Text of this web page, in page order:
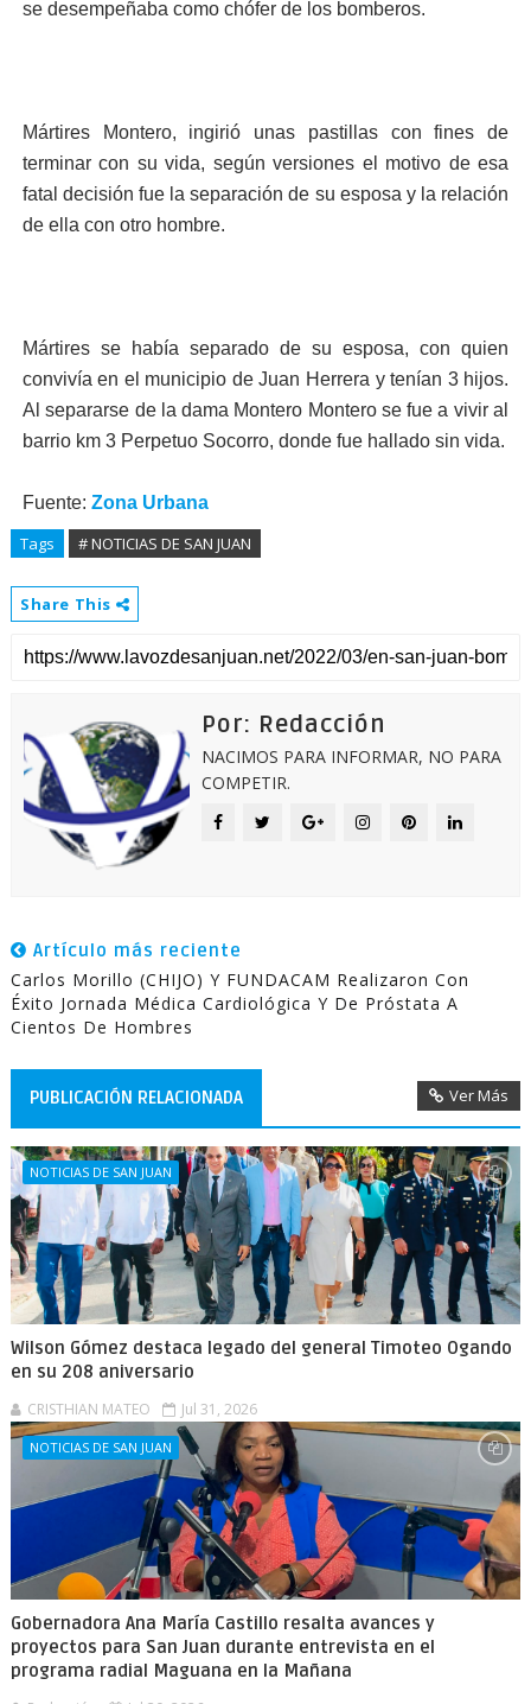
se desempeñaba como chófer de los bomberos.
Mártires Montero, ingirió unas pastillas con fines de
terminar con su vida, según versiones el motivo de esa
fatal decisión fue la separación de su esposa y la relación
de ella con otro hombre.
Mártires se había separado de su esposa, con quien
convivía en el municipio de Juan Herrera y tenían 3 hijos.
Al separarse de la dama Montero Montero se fue a vivir al
barrio km 3 Perpetuo Socorro, donde fue hallado sin vida.
Fuente: Zona Urbana
Tags # NOTICIAS DE SAN JUAN
Share This
Por: Redacción
NACIMOS PARA INFORMAR, NO PARA
COMPETIR.
Artículo más reciente
Carlos Morillo (CHIJO) Y FUNDACAM Realizaron Con
Éxito Jornada Médica Cardiológica Y De Próstata A
Cientos De Hombres
PUBLICACIÓN RELACIONADA Ver Más
NOTICIAS DE SAN JUAN
Wilson Gómez destaca legado del general Timoteo Ogando
en su 208 aniversario
CRISTHIAN MATEO Jul 31, 2026
NOTICIAS DE SAN JUAN
Gobernadora Ana María Castillo resalta avances y
proyectos para San Juan durante entrevista en el
programa radial Maguana en la Mañana